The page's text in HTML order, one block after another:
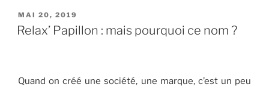
Relax’
PUBLIÉ
LE
MAI 20, 2019
Relax’ Papillon : mais pourquoi ce nom ?
Quand on créé une société, une marque, c’est un peu